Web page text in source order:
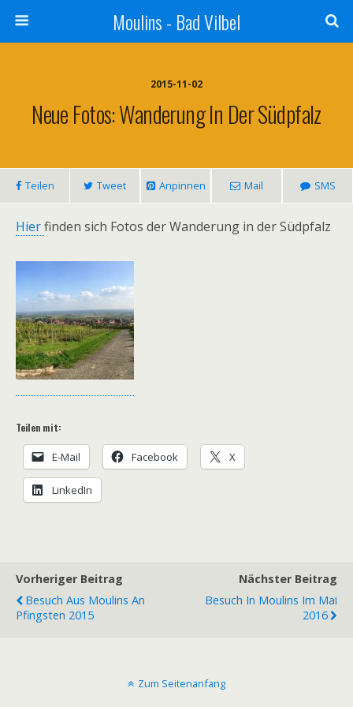
Moulins - Bad Vilbel
2015-11-02
Neue Fotos: Wanderung In Der Südpfalz
Teilen Tweet Anpinnen Mail SMS
Hierfinden sich Fotos der Wanderung in der Südpfalz
Teilen mit:
E-Mail Facebook X
LinkedIn
Vorheriger Beitrag
Besuch Aus Moulins An
Pfingsten 2015
Nächster Beitrag
Besuch In Moulins Im Mai
2016
Zum Seitenanfang